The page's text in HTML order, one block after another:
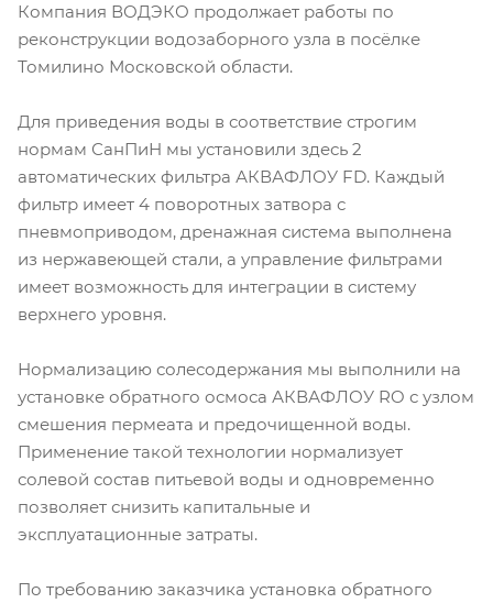
Компания ВОДЭКО продолжает работы по
реконструкции водозаборного узла в посёлке
Томилино Московской области.
Для приведения воды в соответствие строгим
нормам СанПиН мы установили здесь 2
автоматических фильтра АКВАФЛОУ FD. Каждый
фильтр имеет 4 поворотных затвора с
пневмоприводом, дренажная система выполнена
из нержавеющей стали, а управление фильтрами
имеет возможность для интеграции в систему
верхнего уровня.
Нормализацию солесодержания мы выполнили на
установке обратного осмоса АКВАФЛОУ RO с узлом
смешения пермеата и предочищенной воды.
Применение такой технологии нормализует
солевой состав питьевой воды и одновременно
позволяет снизить капитальные и
эксплуатационные затраты.
По требованию заказчика установка обратного